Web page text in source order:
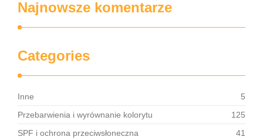
Najnowsze komentarze
Categories
Inne
5
Przebarwienia i wyrównanie kolorytu
125
SPF i ochrona przeciwsłoneczna
41